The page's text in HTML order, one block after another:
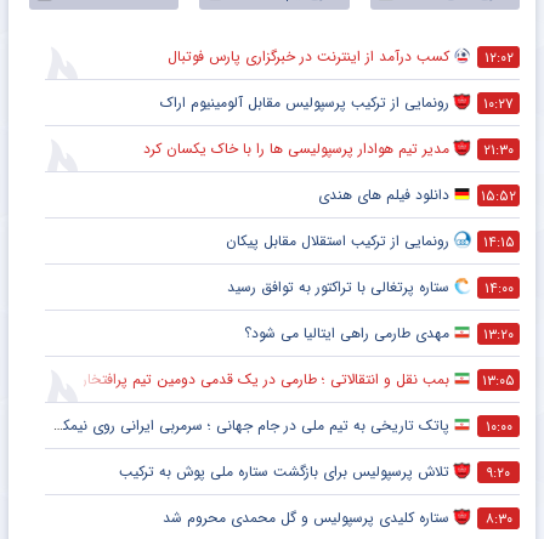
علی کریمی
سردار آزمون
تراکتورسازی
کریستیانو رونالدو
۱۲:۰۲ کسب درآمد از اینترنت در خبرگزاری پارس فوتبال
۱۰:۲۷ رونمایی از ترکیب پرسپولیس‌ مقابل آلومینیوم اراک
۲۱:۳۰ مدیر تیم هوادار پرسپولیسی ها را با خاک یکسان کرد
۱۵:۵۲ دانلود فیلم های هندی
۱۴:۱۵ رونمایی از ترکیب استقلال مقابل پیکان
۱۴:۰۰ ستاره پرتغالی با تراکتور به توافق رسید
۱۳:۲۰ مهدی طارمی راهی ایتالیا می شود؟
۱۳:۰۵ بمب نقل و انتقالاتی ؛ طارمی در یک قدمی دومین تیم پرافتخار اروپا
۱۰:۰۰ پاتک تاریخی به تیم ملی در جام جهانی ؛ سرمربی ایرانی روی نیمکت آمریکا
۹:۲۰ تلاش پرسپولیس برای بازگشت ستاره ملی پوش به ترکیب
۸:۳۰ ستاره کلیدی پرسپولیس و گل محمدی محروم شد